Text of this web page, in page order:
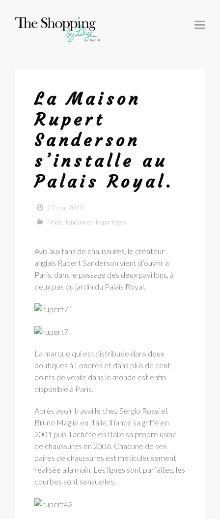
T
O
La Maison
Rupert
Sanderson
s’installe au
Palais Royal.
22 mai 2010
Mode Tendances-Reportages
Avis aux fans de chaussures, le créateur
anglais Rupert Sanderson vient d’ouvrir à
Paris, dans le passage des deux pavillons, à
deux pas du jardin du Palais Royal.
La marque qui est distribuée dans deux
boutiques à Londres et dans plus de cent
points de vente dans le monde est enfin
disponible à Paris.
Après avoir travaillé chez Sergio Rossi et
Bruno Maglie en Italie, il lance sa griffe en
2001 puis il achète en Italie sa propre usine
de chaussures en 2006. Chacune de ses
paires de chaussures est méticuleusement
réalisée à la main. Les lignes sont parfaites, les
courbes sont sensuelles.